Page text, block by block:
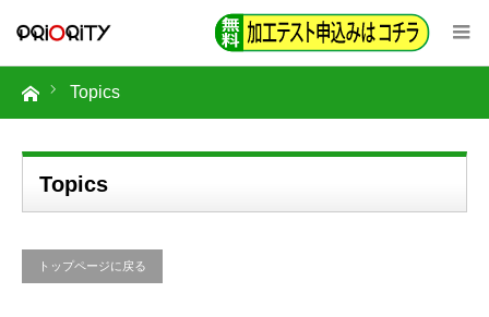
Topics
Topics
トップページに戻る